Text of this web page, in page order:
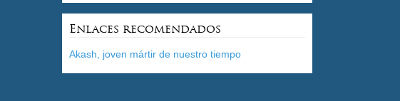
Enlaces recomendados
Akash, joven mártir de nuestro tiempo